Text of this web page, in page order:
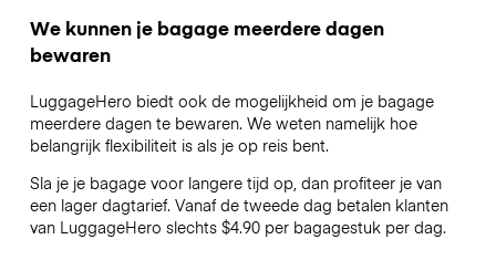
We kunnen je bagage meerdere dagen
bewaren
LuggageHero biedt ook de mogelijkheid om je bagage
meerdere dagen te bewaren. We weten namelijk hoe
belangrijk flexibiliteit is als je op reis bent.
Sla je je bagage voor langere tijd op, dan profiteer je van
een lager dagtarief. Vanaf de tweede dag betalen klanten
van LuggageHero slechts $4.90 per bagagestuk per dag.